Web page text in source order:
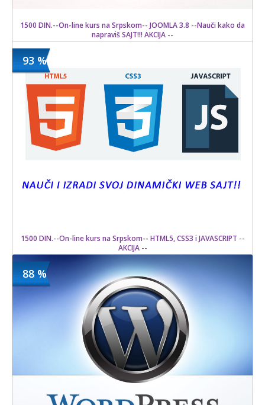
1500 DIN.--On-line kurs na Srpskom-- JOOMLA 3.8 --Nauči kako da
napraviš SAJT!!! AKCIJA --
9 kom.
15000 din
93 %
1500 DIN.--On-line kurs na Srpskom-- HTML5, CSS3 i JAVASCRIPT --
AKCIJA --
Kupljeno
14 kom.
1500 din
20000 din
88 %